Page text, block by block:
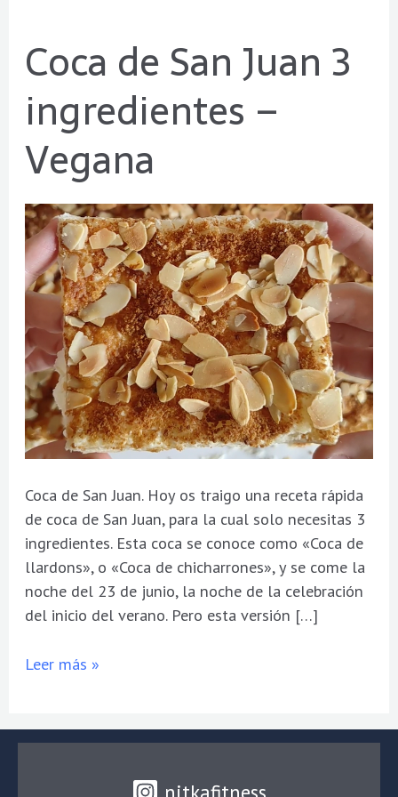
Coca de San Juan 3
ingredientes –
Vegana
Coca de San Juan. Hoy os traigo una receta rápida
de coca de San Juan, para la cual solo necesitas 3
ingredientes. Esta coca se conoce como «Coca de
llardons», o «Coca de chicharrones», y se come la
noche del 23 de junio, la noche de la celebración
del inicio del verano. Pero esta versión […]
Coca
de
San
Juan
3
ingredientes
Vegana
Leer más »
nitkafitness